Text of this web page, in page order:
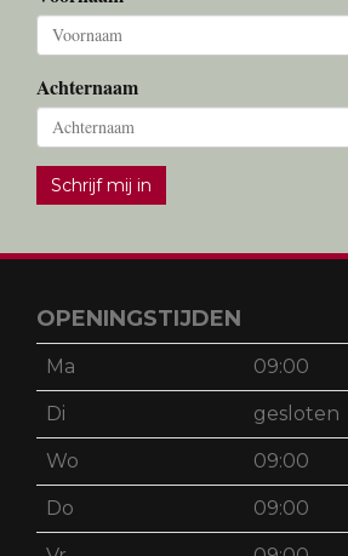
Achternaam
Schrijf mij in
OPENINGSTIJDEN
Ma 09:00
Di gesloten
Wo 09:00
Do 09:00